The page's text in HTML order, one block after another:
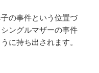
の事件という位置づ
ングルマザーの事件
に持ち出されます。